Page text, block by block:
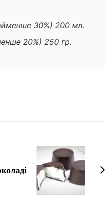
30%) 200 мл.
20%) 250 гр.